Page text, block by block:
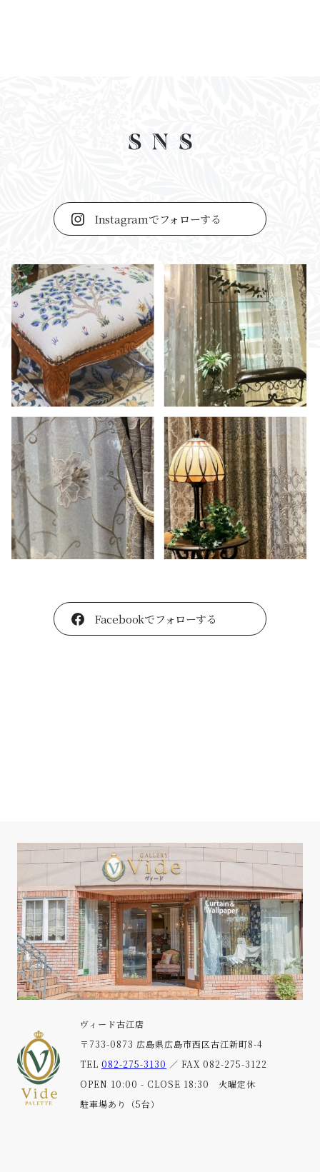
Instagramでフォローする
Facebookでフォローする
ヴィード古江店
〒733-0873 広島県広島市西区古江新町8-4
TEL 082-275-3130 ／ FAX 082-275-3122
OPEN 10:00 - CLOSE 18:30 火曜定休
駐車場あり（5台）